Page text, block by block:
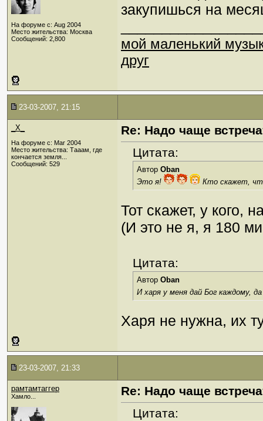
На форуме с: Aug 2004
Место жительства: Москва
Сообщений: 2,800
закупишься на
мой маленький
друг
23-03-2007, 21:15
_X_
На форуме с: Mar 2004
Место жительства: Тааам, где
кончается земля...
Сообщений: 529
Re: Надо чаще
Цитата:
Автор Oban
Это я!
Кто скажет,
Тот скажет, у кого,
(И это не я, я 180
Цитата:
Автор Oban
И харя у меня дай Бог каждому,
Харя не нужна, их
23-03-2007, 21:33
рамтамтаггер
Хамло...
Re: Надо чаще
Цитата: